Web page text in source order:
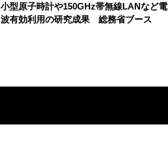
小型原子時計や150GHz帯無線LANなど電
波有効利用の研究成果 総務省ブース